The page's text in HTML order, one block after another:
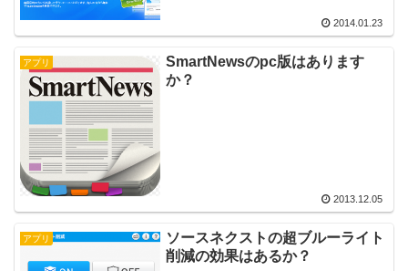
2014.01.23
アプリ
SmartNewsのpc版はあります
か？
2013.12.05
アプリ
ソースネクストの超ブルーライト
削減の効果はあるか？